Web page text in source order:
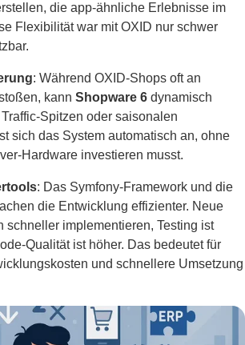
die app-ähnliche Erlebnisse im
Flexibilität war mit OXID nur schwer
: Während OXID-Shops oft an
kann Shopware 6 dynamisch
Spitzen oder saisonalen
sich das System automatisch an, ohne
Hardware investieren musst.
: Das Symfony-Framework und die
die Entwicklung effizienter. Neue
schneller implementieren, Testing ist
Qualität ist höher. Das bedeutet für
und schnellere Umsetzung